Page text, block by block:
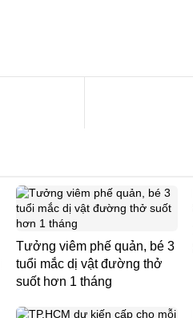
Tưởng viêm phế quản, bé 3
tuổi mắc dị vật đường thở
suốt hơn 1 tháng